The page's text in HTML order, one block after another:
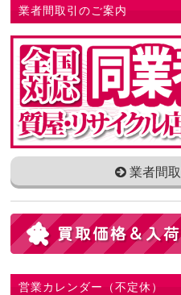
業者間取引のご案内
業者間
営業カレンダー（不定休）